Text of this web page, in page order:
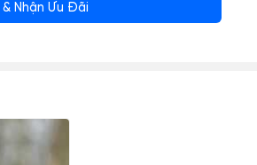
Nhận Ưu Đãi